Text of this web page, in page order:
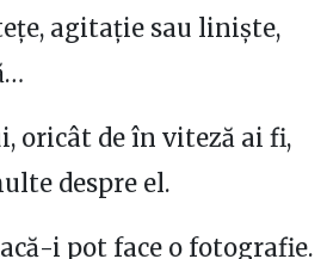
agitație sau liniște,
oricât de în viteză ai fi,
despre el.
i pot face o fotografie.